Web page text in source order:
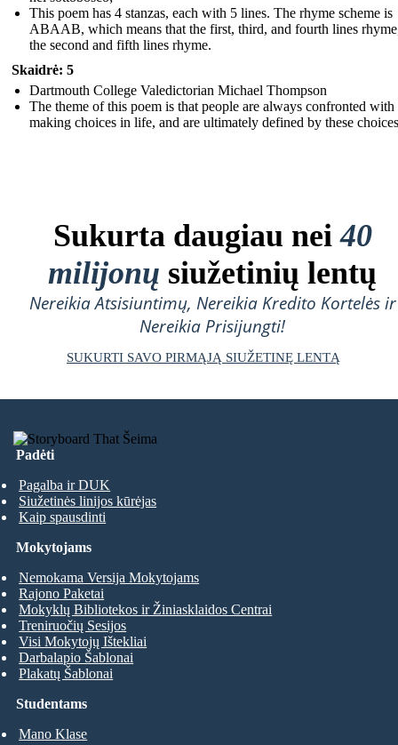
This poem has 4 stanzas, each with 5 lines. The rhyme scheme is
ABAAB, which means that the first, third, and fourth lines
the second and fifth lines rhyme.
Skaidrė: 5
Dartmouth College Valedictorian Michael Thompson
The theme of this poem is that people are always confronted with
making choices in life, and are ultimately defined by these
Sukurta daugiau nei40
milijonų siužetinių lentų
Nereikia Atsisiuntimų, Nereikia Kredito Kortelės ir
Nereikia Prisijungti!
SUKURTI SAVO PIRMĄJĄ SIUŽETINĘ LENTĄ
Padėti
Pagalba ir DUK
Siužetinės linijos kūrėjas
Kaip spausdinti
Studentams
Mano Klase
Mokytojams
Nemokama Versija Mokytojams
Rajono Paketai
Mokyklų Bibliotekos ir Žiniasklaidos Centrai
Treniruočių Sesijos
Visi Mokytojų Ištekliai
Darbalapio Šablonai
Plakatų Šablonai